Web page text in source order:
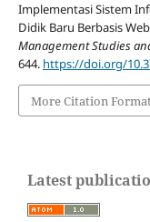
Implementasi Sistem
Didik Baru Berbasis
Management Studies
644. https://doi.org/
More Citation
Latest